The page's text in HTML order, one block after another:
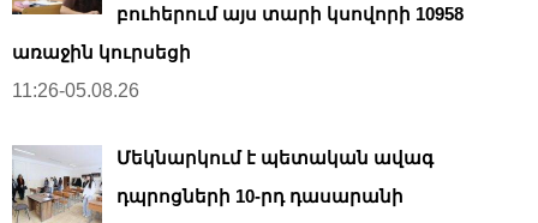
բուհերում այս տարի կսովորի 10958
առաջին կուրսեցի
11:26-05.08.26
Մեկնարկում է պետական ավագ
դպրոցների 10-րդ դասարանի